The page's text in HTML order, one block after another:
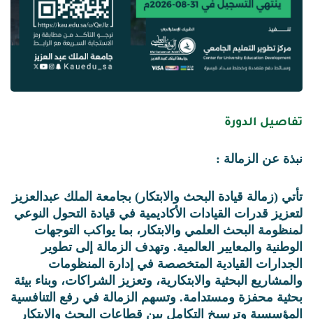
تفاصيل الدورة
نبذة عن الزمالة :
تأتي (زمالة قيادة البحث والابتكار) بجامعة الملك عبدالعزيز
لتعزيز قدرات القيادات الأكاديمية في قيادة التحول النوعي
لمنظومة البحث العلمي والابتكار، بما يواكب التوجهات
الوطنية والمعايير العالمية. وتهدف الزمالة إلى تطوير
الجدارات القيادية المتخصصة في إدارة المنظومات
والمشاريع البحثية والابتكارية، وتعزيز الشراكات، وبناء بيئة
بحثية محفزة ومستدامة. وتسهم الزمالة في رفع التنافسية
المؤسسية وترسيخ التكامل بين قطاعات البحث والابتكار